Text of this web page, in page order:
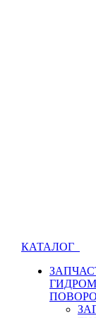
КАТАЛОГ